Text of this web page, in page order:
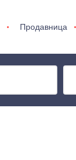
Продавница